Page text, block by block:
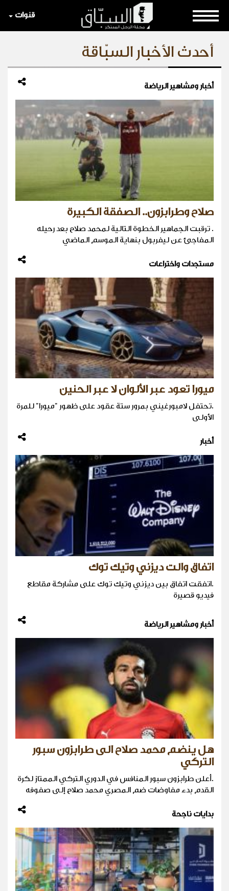
قنوات
أحدث الأخبار السبّاقة
أخبار ومشاهير الرياضة
صلاح وطرابزون.. الصفقة الكبيرة
. ترقبت الجماهير الخطوة التالية لمحمد صلاح بعد رحيله
المفاجئ عن ليفربول بنهاية الموسم الماضي
مستجدات واختراعات
ميورا تعود عبر الألوان لا عبر الحنين
.تحتفل لامبورغيني بمرور ستة عقود على ظهور "ميورا" للمرة
الأولى
أخبار
اتفاق والت ديزني وتيك توك
.اتفقت اتفاق بين ديزني وتيك توك على مشاركة مقاطع
فيديو قصيرة
أخبار ومشاهير الرياضة
هل ينضم محمد صلاح الى طرابزون سبور
التركي
.أعلن طرابزون سبور المنافس في الدوري التركي الممتاز لكرة
القدم بدء مفاوضات ضم المصري محمد صلاح ​إلى صفوفه
بدايات ناجحة